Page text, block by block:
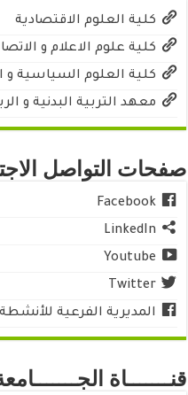
كلية العلوم الاقتصادية
كلية علوم الاعلام و
كلية العلوم السياسية و
معهد التربية البدنية و
صفحات التواصل
Facebook
LinkedIn
Youtube
Twitter
المديرية الفرعية
قنـــــــاة